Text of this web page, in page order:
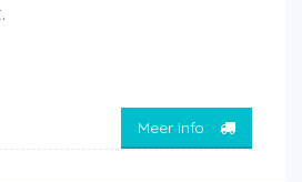
Meer info